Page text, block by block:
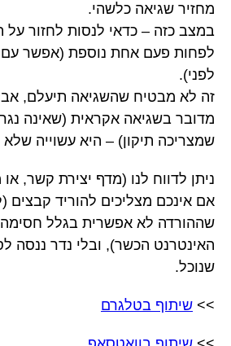
מחזיר שגיאה כלשהי.
במצב כזה – כדאי לנסות לחזור על
לפחות פעם אחת נוספת (אפשר
לפני).
זה לא מבטיח שהשגיאה תיעלם,
מדובר בשגיאה אקראית (שאינה
שמצריכה תיקון) – היא עשוייה שלא
ניתן לדווח לנו (מדף יצירת קשר,
אם אינכם מצליכים להוריד קבצים
שההורדה לא אפשרית בגלל
האינטרנט הכשר), ובלי נדר ננסה
שנוכל.
>> שיתוף בטלגרם